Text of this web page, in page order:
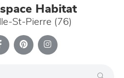
Habitat
St-Pierre (76)